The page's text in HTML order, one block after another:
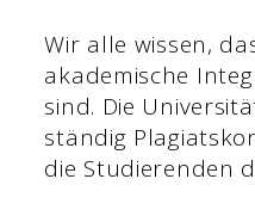
Wir alle wissen,
akademische
sind. Die
ständig
die Studierenden